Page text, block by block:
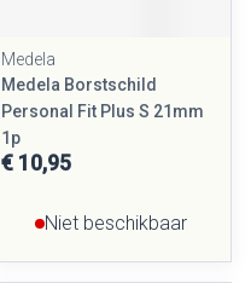
Medela
Medela Borstschild
Personal Fit Plus S 21mm
1p
€ 10,95
Niet beschikbaar